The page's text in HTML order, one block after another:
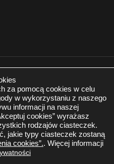
Realizacja:
za pomocą cookies w celu
w wykorzystaniu z naszego
informacji na naszej
cookies” wyrażasz
rodzajów ciasteczek.
jakie typy ciasteczek zostaną
cookies”.. Więcej informacji